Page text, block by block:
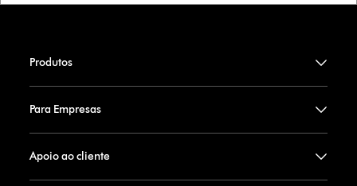
Produtos
Para Empresas
Apoio ao cliente